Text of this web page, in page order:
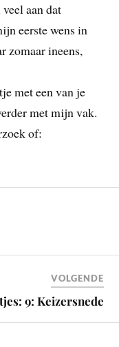
aan dat
eerste wens in
zomaar ineens,
met een van je
met mijn vak.
of:
VOLGENDE
9: Keizersnede